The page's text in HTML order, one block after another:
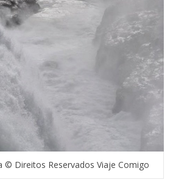
© Direitos Reservados Viaje Comigo